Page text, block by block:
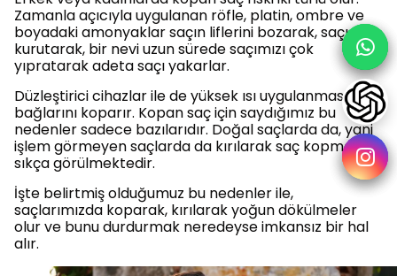
Zamanla açıcıyla uygulanan röfle, platin, ombre ve
boyadaki amonyaklar saçın liflerini bozarak, saçı
kurutarak, bir nevi uzun sürede saçımızı çok
yıpratarak adeta saçı yakarlar.
Düzleştirici cihazlar ile de yüksek ısı uygulanması, saç
bağlarını koparır. Kopan saç için saydığımız bu
nedenler sadece bazılarıdır. Doğal saçlarda da, yani
işlem görmeyen saçlarda da kırılarak saç kopmaları
sıkça görülmektedir.
İşte belirtmiş olduğumuz bu nedenler ile,
saçlarımızda koparak, kırılarak yoğun dökülmeler
olur ve bunu durdurmak neredeyse imkansız bir hal
alır.